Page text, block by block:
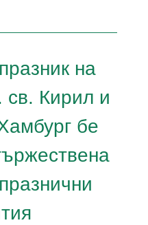
на
св. Кирил и
бе